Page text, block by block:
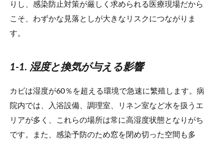
りし、感染防止対策が厳しく求められる医療現場だから
こそ、わずかな見落としが大きなリスクにつながりま
す。
1-1. 湿度と換気が与える影響
カビは湿度が60％を超える環境で急速に繁殖します。病
院内では、入浴設備、調理室、リネン室など水を扱うエ
リアが多く、これらの場所は常に高湿度状態となりがち
です。また、感染予防のため窓を閉め切った空間も多